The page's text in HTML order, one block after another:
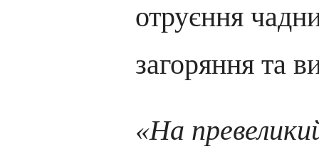
отруєння
загоряння та
«На